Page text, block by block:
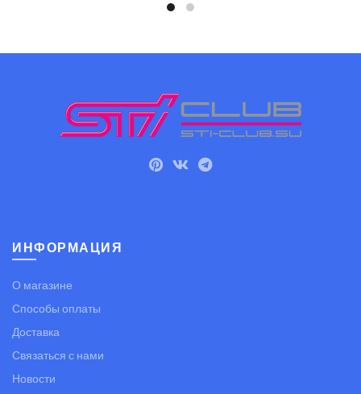
ИНФОРМАЦИЯ
О магазине
Способы оплаты
Доставка
Связаться с нами
Новости